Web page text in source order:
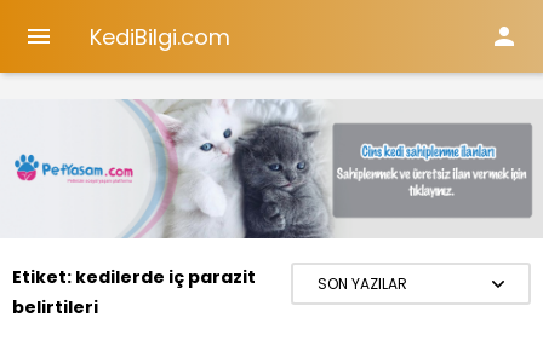
 KediBilgi.com 
Etiket: kedilerde iç parazit
belirtileri